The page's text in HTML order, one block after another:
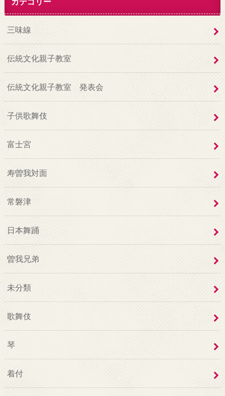
三味線
伝統文化親子教室
伝統文化親子教室 発表会
子供歌舞伎
富士宮
寿曽我対面
常磐津
日本舞踊
曽我兄弟
未分類
歌舞伎
琴
着付